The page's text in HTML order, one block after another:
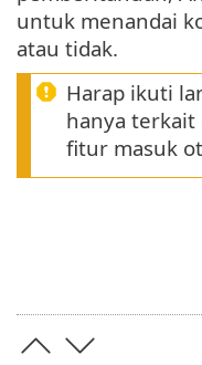
untuk menandai
atau tidak.
Harap ikuti
hanya terkait
fitur masuk